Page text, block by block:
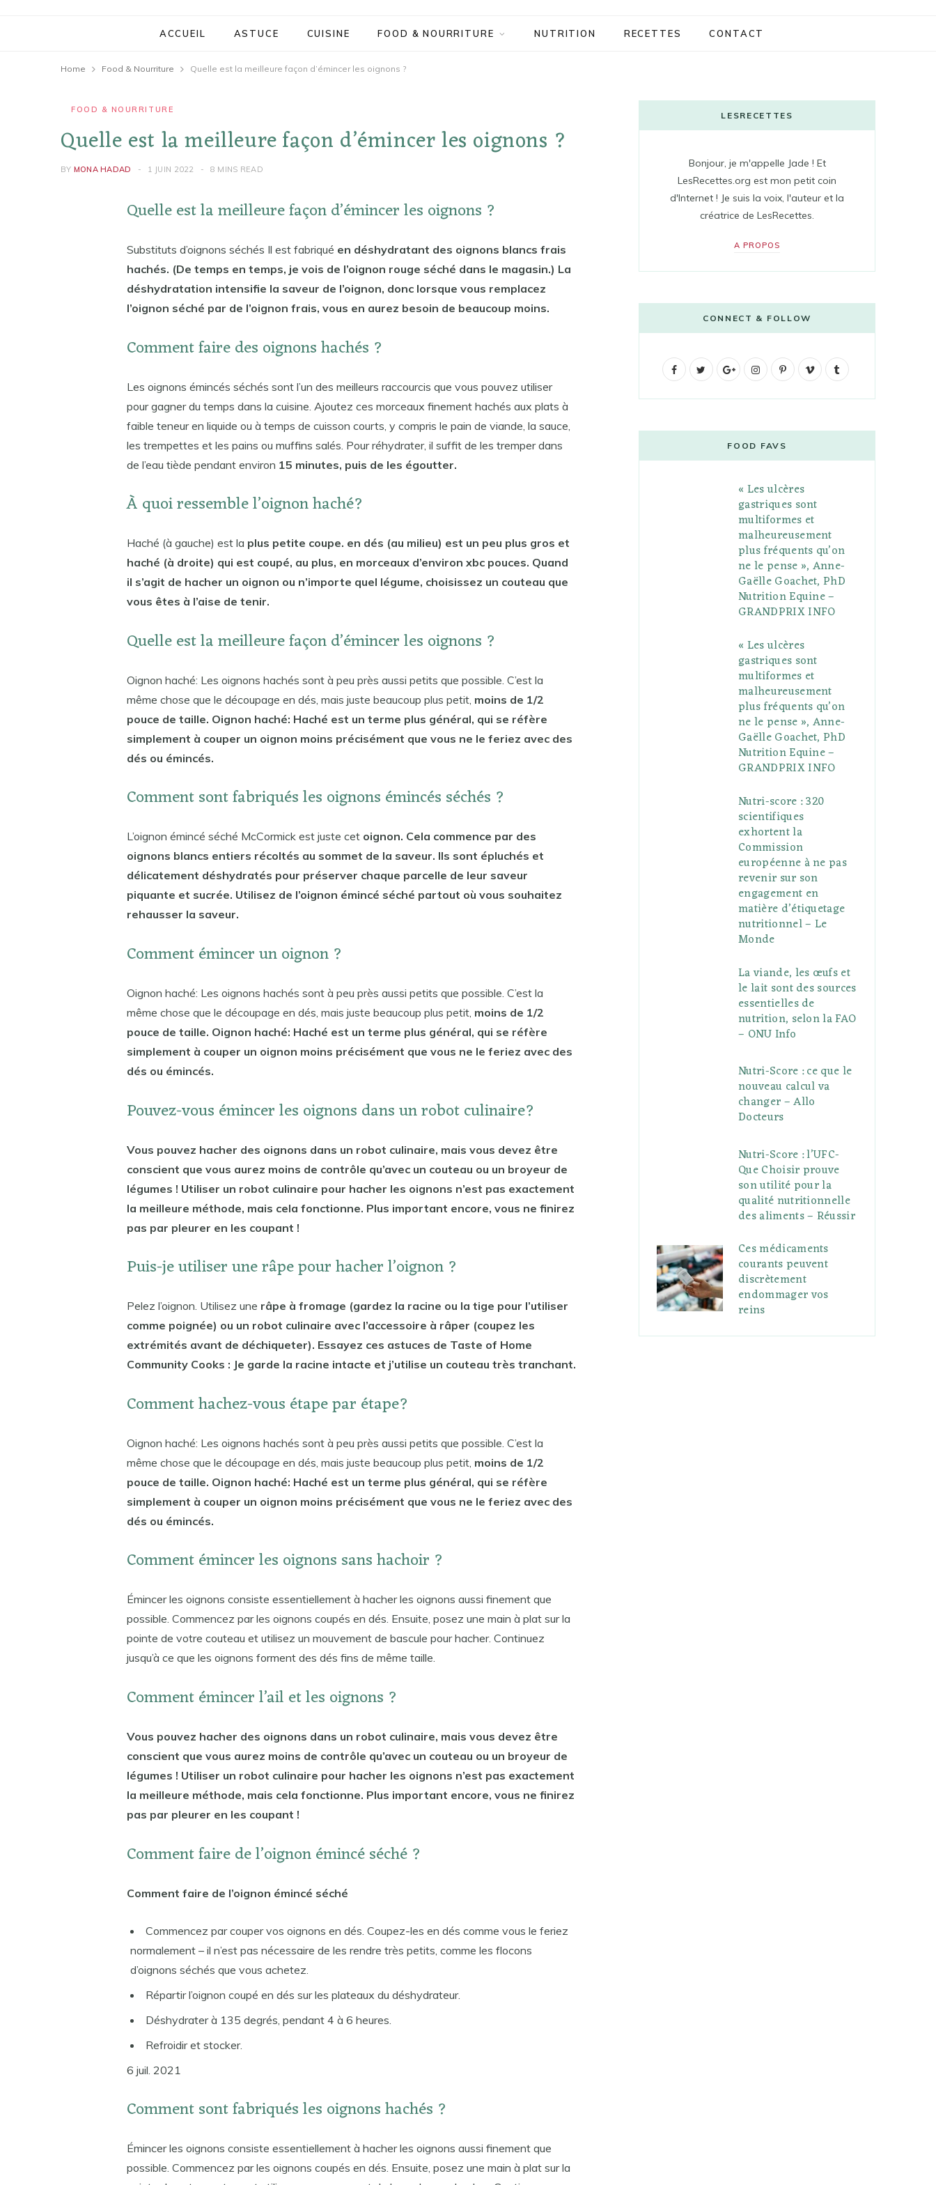
ACCUEIL ASTUCE CUISINE FOOD & NOURRITURE NUTRITION RECETTES CONTACT
Home Food & Nourriture Quelle est la meilleure façon d’émincer les oignons ?
FOOD & NOURRITURE
Quelle est la meilleure façon d’émincer les oignons ?
BY MONA HADAD 1 JUIN 2022 8 MINS READ
Quelle est la meilleure façon d’émincer les oignons ?
Substituts d’oignons séchés Il est fabriqué en déshydratant des oignons blancs frais
hachés. (De temps en temps, je vois de l’oignon rouge séché dans le magasin.) La
déshydratation intensifie la saveur de l’oignon, donc lorsque vous remplacez
l’oignon séché par de l’oignon frais, vous en aurez besoin de beaucoup moins.
Comment faire des oignons hachés ?
Les oignons émincés séchés sont l’un des meilleurs raccourcis que vous pouvez utiliser
pour gagner du temps dans la cuisine. Ajoutez ces morceaux finement hachés aux plats à
faible teneur en liquide ou à temps de cuisson courts, y compris le pain de viande, la sauce,
les trempettes et les pains ou muffins salés. Pour réhydrater, il suffit de les tremper dans
de l’eau tiède pendant environ 15 minutes, puis de les égoutter.
À quoi ressemble l’oignon haché?
Haché (à gauche) est la plus petite coupe. en dés (au milieu) est un peu plus gros et
haché (à droite) qui est coupé, au plus, en morceaux d’environ xbc pouces. Quand
il s’agit de hacher un oignon ou n’importe quel légume, choisissez un couteau que
vous êtes à l’aise de tenir.
Quelle est la meilleure façon d’émincer les oignons ?
Oignon haché: Les oignons hachés sont à peu près aussi petits que possible. C’est la
même chose que le découpage en dés, mais juste beaucoup plus petit, moins de 1/2
pouce de taille. Oignon haché: Haché est un terme plus général, qui se réfère
simplement à couper un oignon moins précisément que vous ne le feriez avec des
dés ou émincés.
Comment sont fabriqués les oignons émincés séchés ?
L’oignon émincé séché McCormick est juste cet oignon. Cela commence par des
oignons blancs entiers récoltés au sommet de la saveur. Ils sont épluchés et
délicatement déshydratés pour préserver chaque parcelle de leur saveur
piquante et sucrée. Utilisez de l’oignon émincé séché partout où vous souhaitez
rehausser la saveur.
Comment émincer un oignon ?
Oignon haché: Les oignons hachés sont à peu près aussi petits que possible. C’est la
même chose que le découpage en dés, mais juste beaucoup plus petit, moins de 1/2
pouce de taille. Oignon haché: Haché est un terme plus général, qui se réfère
simplement à couper un oignon moins précisément que vous ne le feriez avec des
dés ou émincés.
Pouvez-vous émincer les oignons dans un robot culinaire?
Vous pouvez hacher des oignons dans un robot culinaire, mais vous devez être
conscient que vous aurez moins de contrôle qu’avec un couteau ou un broyeur de
légumes ! Utiliser un robot culinaire pour hacher les oignons n’est pas exactement
la meilleure méthode, mais cela fonctionne. Plus important encore, vous ne finirez
pas par pleurer en les coupant !
Puis-je utiliser une râpe pour hacher l’oignon ?
Pelez l’oignon. Utilisez une râpe à fromage (gardez la racine ou la tige pour l’utiliser
comme poignée) ou un robot culinaire avec l’accessoire à râper (coupez les
extrémités avant de déchiqueter). Essayez ces astuces de Taste of Home
Community Cooks : Je garde la racine intacte et j’utilise un couteau très tranchant.
Comment hachez-vous étape par étape?
Oignon haché: Les oignons hachés sont à peu près aussi petits que possible. C’est la
même chose que le découpage en dés, mais juste beaucoup plus petit, moins de 1/2
pouce de taille. Oignon haché: Haché est un terme plus général, qui se réfère
simplement à couper un oignon moins précisément que vous ne le feriez avec des
dés ou émincés.
Comment émincer les oignons sans hachoir ?
Émincer les oignons consiste essentiellement à hacher les oignons aussi finement que
possible. Commencez par les oignons coupés en dés. Ensuite, posez une main à plat sur la
pointe de votre couteau et utilisez un mouvement de bascule pour hacher. Continuez
jusqu’à ce que les oignons forment des dés fins de même taille.
Comment émincer l’ail et les oignons ?
Vous pouvez hacher des oignons dans un robot culinaire, mais vous devez être
conscient que vous aurez moins de contrôle qu’avec un couteau ou un broyeur de
légumes ! Utiliser un robot culinaire pour hacher les oignons n’est pas exactement
la meilleure méthode, mais cela fonctionne. Plus important encore, vous ne finirez
pas par pleurer en les coupant !
Comment faire de l’oignon émincé séché ?
Comment faire de l’oignon émincé séché
Commencez par couper vos oignons en dés. Coupez-les en dés comme vous le feriez
normalement – il n’est pas nécessaire de les rendre très petits, comme les flocons
d’oignons séchés que vous achetez.
Répartir l’oignon coupé en dés sur les plateaux du déshydrateur.
Déshydrater à 135 degrés, pendant 4 à 6 heures.
Refroidir et stocker.
6 juil. 2021
Comment sont fabriqués les oignons hachés ?
Émincer les oignons consiste essentiellement à hacher les oignons aussi finement que
possible. Commencez par les oignons coupés en dés. Ensuite, posez une main à plat sur la
LESRECETTES
Bonjour, je m'appelle Jade ! Et
LesRecettes.org est mon petit coin
d'Internet ! Je suis la voix, l'auteur et la
créatrice de LesRecettes.
A PROPOS
CONNECT & FOLLOW
F
b
t
G
g
l
e
P
u
s
I
t
a
g
r
a
P
e
r
e
s
V
o
l
FOOD FAVS
« Les ulcères
gastriques sont
multiformes et
malheureusement
plus fréquents qu’on
ne le pense », Anne-
Gaëlle Goachet, PhD
Nutrition Equine –
GRANDPRIX INFO
« Les ulcères
gastriques sont
multiformes et
malheureusement
plus fréquents qu’on
ne le pense », Anne-
Gaëlle Goachet, PhD
Nutrition Equine –
GRANDPRIX INFO
Nutri-score : 320
scientifiques
exhortent la
Commission
européenne à ne pas
revenir sur son
engagement en
matière d’étiquetage
nutritionnel – Le
Monde
La viande, les œufs et
le lait sont des sources
essentielles de
nutrition, selon la FAO
– ONU Info
Nutri-Score : ce que le
nouveau calcul va
changer – Allo
Docteurs
Nutri-Score : l’UFC-
Que Choisir prouve
son utilité pour la
qualité nutritionnelle
des aliments – Réussir
Ces médicaments
courants peuvent
discrètement
endommager vos
reins